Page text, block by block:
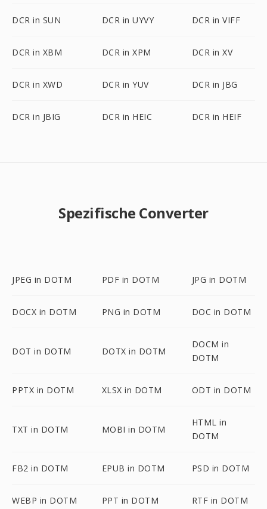
DCR in SUN DCR in UYVY DCR in VIFF
DCR in XBM DCR in XPM DCR in XV
DCR in XWD DCR in YUV DCR in JBG
DCR in JBIG DCR in HEIC DCR in HEIF
Spezifische Converter
JPEG in DOTM PDF in DOTM JPG in DOTM
DOCX in DOTM PNG in DOTM DOC in DOTM
DOT in DOTM DOTX in DOTM
DOCM in
DOTM
PPTX in DOTM XLSX in DOTM ODT in DOTM
TXT in DOTM MOBI in DOTM
HTML in
DOTM
FB2 in DOTM EPUB in DOTM PSD in DOTM
WEBP in DOTM PPT in DOTM RTF in DOTM